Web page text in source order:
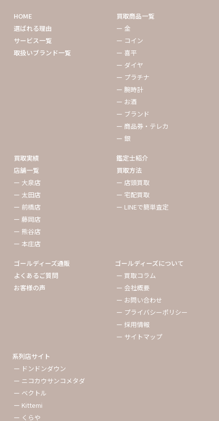
HOME
選ばれる理由
サービス一覧
取扱いブランド一覧
買取商品一覧
ー 金
ー コイン
ー 喜平
ー ダイヤ
ー プラチナ
ー 腕時計
ー お酒
ー ブランド
ー 商品券・テレカ
ー 銀
買取実績
店舗一覧
ー 大泉店
ー 太田店
ー 前橋店
ー 藤岡店
ー 熊谷店
ー 本庄店
鑑定士紹介
買取方法
ー 店頭買取
ー 宅配買取
ー LINEで簡単査定
ゴールディーズ通販
よくあるご質問
お客様の声
ゴールディーズについて
ー 買取コラム
ー 会社概要
ー お問い合わせ
ー プライバシーポリシー
ー 採用情報
ー サイトマップ
系列店サイト
ー ドンドンダウン
ー ニコカウサンコメタダ
ー ベクトル
ー Kittemi
ー くらや